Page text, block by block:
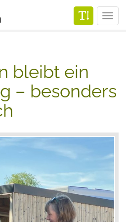
bleibt ein
– besonders